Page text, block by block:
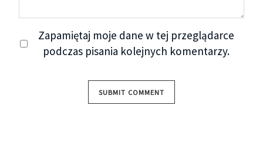
Zapamiętaj moje dane w tej przeglądarce
podczas pisania kolejnych komentarzy.